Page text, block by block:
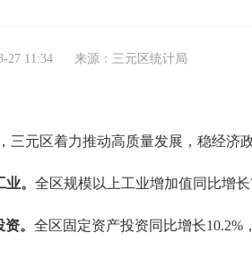
27 11:34 来源：三元区统计局
三元区着力推动高质量发展，稳经济
业。 全区规模以上工业增加值同比增长
。 全区固定资产投资同比增长10.2%，